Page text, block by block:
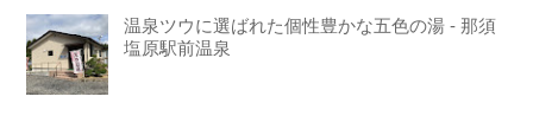
温泉ツウに選ばれた個性豊かな五色の湯 - 那須
塩原駅前温泉